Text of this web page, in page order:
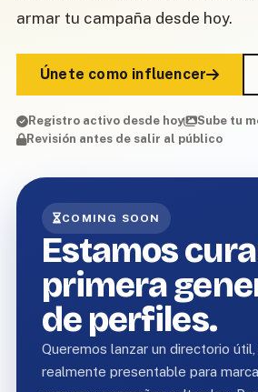
armar tu campaña desde hoy.
Únete como influencer
Registro activo desde hoy
Sube tu
Revisión antes de salir al público
COMING SOON
Estamos
primera
de perfiles.
Queremos lanzar un directorio
realmente presentable para